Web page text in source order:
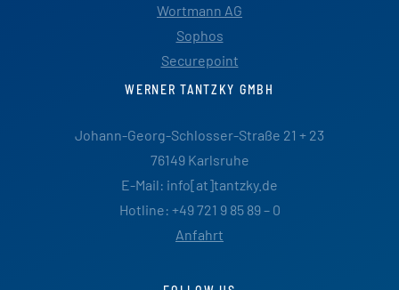
Wortmann AG
Sophos
Securepoint
WERNER TANTZKY GMBH
Johann-Georg-Schlosser-Straße 21 + 23
76149 Karlsruhe
E-Mail: info[at]tantzky.de
Hotline: +49 721 9 85 89 – 0
Anfahrt